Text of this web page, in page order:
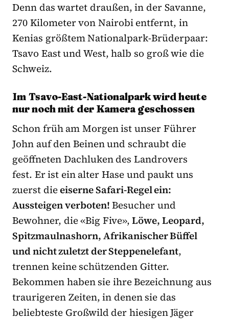
Denn das wartet draußen, in der Savanne,
270 Kilometer von Nairobi entfernt, in
Kenias größtem Nationalpark-Brüderpaar:
Tsavo East und West, halb so groß wie die
Schweiz.
Im Tsavo-East-Nationalpark wird heute
nur noch mit der Kamera geschossen
Schon früh am Morgen ist unser Führer
John auf den Beinen und schraubt die
geöffneten Dachluken des Landrovers
fest. Er ist ein alter Hase und paukt uns
zuerst dieeiserne Safari-Regel ein:
Aussteigen verboten!Besucher und
Bewohner, die «Big Five»,Löwe, Leopard,
Spitzmaulnashorn, Afrikanischer Büffel
und nicht zuletzt der Steppenelefant,
trennen keine schützenden Gitter.
Bekommen haben sie ihre Bezeichnung aus
traurigeren Zeiten, in denen sie das
beliebteste Großwild der hiesigen Jäger